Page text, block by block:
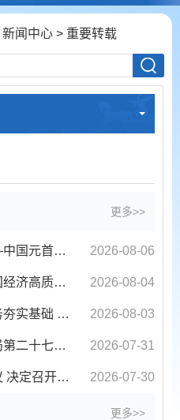
新闻中心 > 重要转载
更多>>
东方之约，相约未来——中国元首外交的世界情怀与大国气派 2026-08-06
习近平经济思想指引中国经济高质量发展行稳致远 2026-08-04
为实现全年发展目标任务夯实基础 ——习近平总书记引领“十五五”开局之年中国经济破浪前行 2026-08-03
习近平在中共中央政治局第二十七次集体学习时强调 强化政治引领 深化创新发展 高质量推进国防和... 2026-07-31
中共中央政治局召开会议 决定召开二十届五中全会 分析研究当前经济形势和经济工作 中共中央总书... 2026-07-30
更多>>